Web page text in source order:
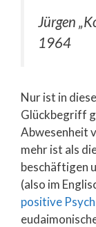
Jürgen
1964
Nur ist in
Glückbegriff
Abwesenheit
mehr ist als
beschäftigen
(also im
positive